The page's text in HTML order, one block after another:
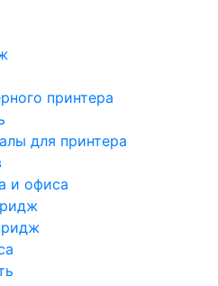
принтера
для принтера
и офиса